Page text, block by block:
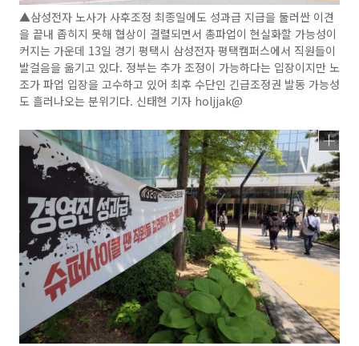
▲삼성전자 노사가 사후조정 최종일에도 성과급 지급을 둘러싼 이견
을 끝내 좁히지 못해 협상이 결렬되면서 총파업이 현실화할 가능성이
커지는 가운데 13일 경기 평택시 삼성전자 평택캠퍼스에서 직원들이
발걸음을 옮기고 있다. 정부는 추가 조정이 가능하다는 입장이지만 노
조가 파업 입장을 고수하고 있어 최후 수단인 긴급조정권 발동 가능성
도 흘러나오는 분위기다. 신태현 기자 holjjak@